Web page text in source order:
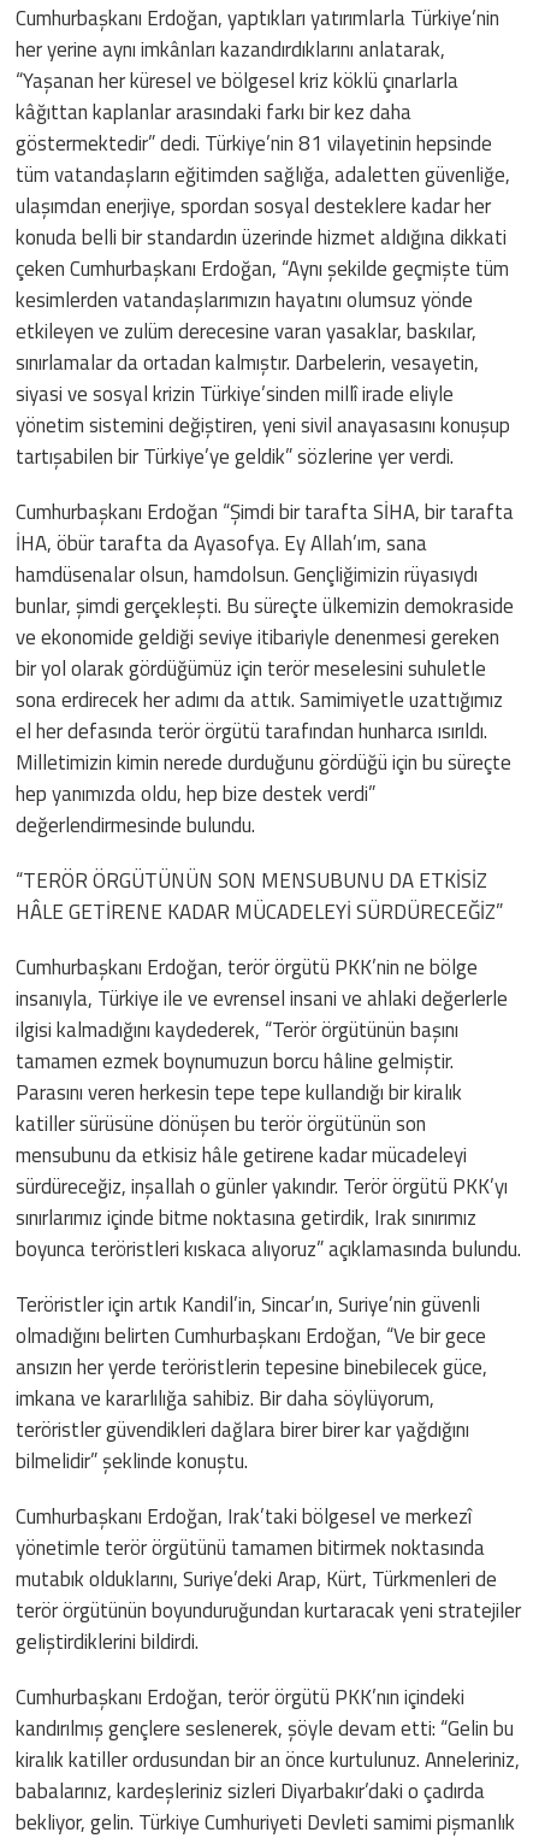
Cumhurbaşkanı Erdoğan, yaptıkları yatırımlarla Türkiye’nin
her yerine aynı imkânları kazandırdıklarını anlatarak,
“Yaşanan her küresel ve bölgesel kriz köklü çınarlarla
kâğıttan kaplanlar arasındaki farkı bir kez daha
göstermektedir” dedi. Türkiye’nin 81 vilayetinin hepsinde
tüm vatandaşların eğitimden sağlığa, adaletten güvenliğe,
ulaşımdan enerjiye, spordan sosyal desteklere kadar her
konuda belli bir standardın üzerinde hizmet aldığına dikkati
çeken Cumhurbaşkanı Erdoğan, “Aynı şekilde geçmişte tüm
kesimlerden vatandaşlarımızın hayatını olumsuz yönde
etkileyen ve zulüm derecesine varan yasaklar, baskılar,
sınırlamalar da ortadan kalmıştır. Darbelerin, vesayetin,
siyasi ve sosyal krizin Türkiye’sinden millî irade eliyle
yönetim sistemini değiştiren, yeni sivil anayasasını konuşup
tartışabilen bir Türkiye’ye geldik” sözlerine yer verdi.
Cumhurbaşkanı Erdoğan “Şimdi bir tarafta SİHA, bir tarafta
İHA, öbür tarafta da Ayasofya. Ey Allah’ım, sana
hamdüsenalar olsun, hamdolsun. Gençliğimizin rüyasıydı
bunlar, şimdi gerçekleşti. Bu süreçte ülkemizin demokraside
ve ekonomide geldiği seviye itibariyle denenmesi gereken
bir yol olarak gördüğümüz için terör meselesini suhuletle
sona erdirecek her adımı da attık. Samimiyetle uzattığımız
el her defasında terör örgütü tarafından hunharca ısırıldı.
Milletimizin kimin nerede durduğunu gördüğü için bu süreçte
hep yanımızda oldu, hep bize destek verdi”
değerlendirmesinde bulundu.
“TERÖR ÖRGÜTÜNÜN SON MENSUBUNU DA ETKİSİZ
HÂLE GETİRENE KADAR MÜCADELEYİ SÜRDÜRECEĞİZ”
Cumhurbaşkanı Erdoğan, terör örgütü PKK’nin ne bölge
insanıyla, Türkiye ile ve evrensel insani ve ahlaki değerlerle
ilgisi kalmadığını kaydederek, “Terör örgütünün başını
tamamen ezmek boynumuzun borcu hâline gelmiştir.
Parasını veren herkesin tepe tepe kullandığı bir kiralık
katiller sürüsüne dönüşen bu terör örgütünün son
mensubunu da etkisiz hâle getirene kadar mücadeleyi
sürdüreceğiz, inşallah o günler yakındır. Terör örgütü PKK’yı
sınırlarımız içinde bitme noktasına getirdik, Irak sınırımız
boyunca teröristleri kıskaca alıyoruz” açıklamasında bulundu.
Teröristler için artık Kandil’in, Sincar’ın, Suriye’nin güvenli
olmadığını belirten Cumhurbaşkanı Erdoğan, “Ve bir gece
ansızın her yerde teröristlerin tepesine binebilecek güce,
imkana ve kararlılığa sahibiz. Bir daha söylüyorum,
teröristler güvendikleri dağlara birer birer kar yağdığını
bilmelidir” şeklinde konuştu.
Cumhurbaşkanı Erdoğan, Irak’taki bölgesel ve merkezî
yönetimle terör örgütünü tamamen bitirmek noktasında
mutabık olduklarını, Suriye’deki Arap, Kürt, Türkmenleri de
terör örgütünün boyunduruğundan kurtaracak yeni stratejiler
geliştirdiklerini bildirdi.
Cumhurbaşkanı Erdoğan, terör örgütü PKK’nın içindeki
kandırılmış gençlere seslenerek, şöyle devam etti: “Gelin bu
kiralık katiller ordusundan bir an önce kurtulunuz. Anneleriniz,
babalarınız, kardeşleriniz sizleri Diyarbakır’daki o çadırda
bekliyor, gelin. Türkiye Cumhuriyeti Devleti samimi pişmanlık